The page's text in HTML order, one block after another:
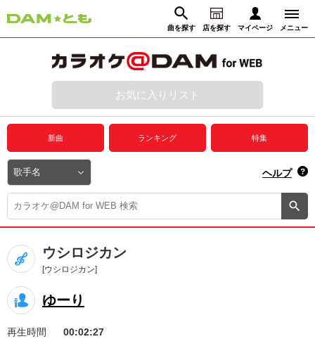
曲を探す 店を探す マイページ メニュー
動画からさがす 録音からさがす
ログイン
プレミアムサービス
DAM★とも動画
DAM★とも録音
カラオケ＠DAM
ユーザー検索
キャンペーン
お知らせ よくあるご質問
お気に入りリスト
新曲 ランキング 特集
ヘルプ
ウシロジカン
[ウシロジカン]
ゆーり
再生時間
00:02:27